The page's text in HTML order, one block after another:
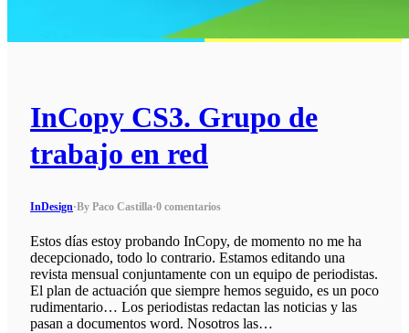
InCopy CS3. Grupo de
trabajo en red
InDesign·By Paco Castilla·0 comentarios
Estos días estoy probando InCopy, de momento no me ha
decepcionado, todo lo contrario. Estamos editando una
revista mensual conjuntamente con un equipo de periodistas.
El plan de actuación que siempre hemos seguido, es un poco
rudimentario… Los periodistas redactan las noticias y las
pasan a documentos word. Nosotros las…